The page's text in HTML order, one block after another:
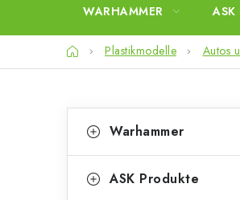
WARHAMMER ASK
StartseitePlastikmodelle Autos
eüberspringen
a
Warhammer
ASK Produkte